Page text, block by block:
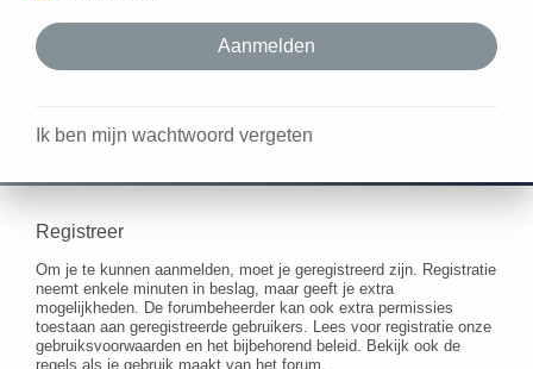
Ik ben mijn wachtwoord vergeten
Registreer
Om je te kunnen aanmelden, moet je geregistreerd zijn. Registratie
neemt enkele minuten in beslag, maar geeft je extra
mogelijkheden. De forumbeheerder kan ook extra permissies
toestaan aan geregistreerde gebruikers. Lees voor registratie onze
gebruiksvoorwaarden en het bijbehorend beleid. Bekijk ook de
regels als je gebruik maakt van het forum.